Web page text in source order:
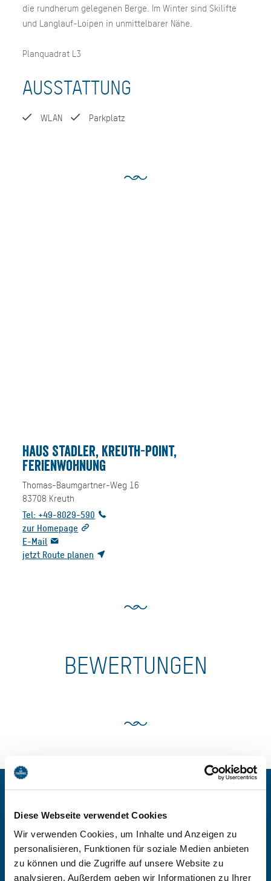
Diese Webseite verwendet Cookies
Wir verwenden Cookies, um Inhalte und Anzeigen zu
personalisieren, Funktionen für soziale Medien anbieten
zu können und die Zugriffe auf unsere Website zu
analysieren. Außerdem geben wir Informationen zu Ihrer
die rundherum gelegenen Berge. Im Winter sind Skilifte
und Langlauf-Loipen in unmittelbarer Nähe.
Planquadrat L3
AUSSTATTUNG
WLAN Parkplatz
Haus Stadler, Kreuth-Point,
Ferienwohnung
Thomas-Baumgartner-Weg 16
83708 Kreuth
Tel: +49-8029-590
zur Homepage
E-Mail
jetzt Route planen
BEWERTUNGEN
BEI HAUS STADLER,
KREUTH-POINT,
FERIENWOHNUNG